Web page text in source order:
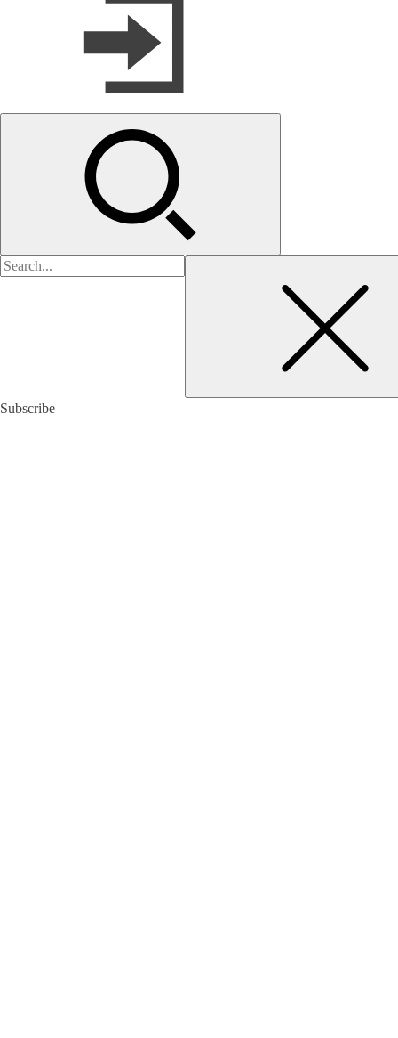
검
Subscribe